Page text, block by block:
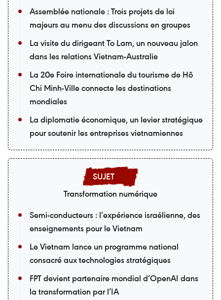
Assemblée nationale : Trois projets de loi
majeurs au menu des discussions en groupes
La visite du dirigeant To Lam, un nouveau jalon
dans les relations Vietnam-Australie
La 20e Foire internationale du tourisme de Hô
Chi Minh-Ville connecte les destinations
mondiales
La diplomatie économique, un levier stratégique
pour soutenir les entreprises vietnamiennes
Transformation numérique
Semi-conducteurs : l’expérience israélienne, des
enseignements pour le Vietnam
Le Vietnam lance un programme national
consacré aux technologies stratégiques
FPT devient partenaire mondial d’OpenAI dans
la transformation par l’IA